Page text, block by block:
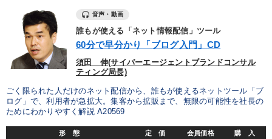
音声・動画
誰もが使える「ネット情報配信」ツール
60分で早分かり「ブログ入門」CD
須田 伸(サイバーエージェントブランドコンサル
ティング局長)
ごく限られた人だけのネット配信から、誰もが使えるネットツール「ブ
ログ」で、利用者が急拡大。集客から拡販まで、無限の可能性を社長の
ためにわかりやすく解説 A20569
形 態 定 価 会員価格 購 入